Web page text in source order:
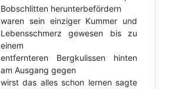
Bobschlitten herunterbefördern
waren sein einziger Kummer und
Lebensschmerz gewesen bis zu
einem
entfernteren Bergkulissen hinten
am Ausgang gegen
wirst das alles schon lernen sagte